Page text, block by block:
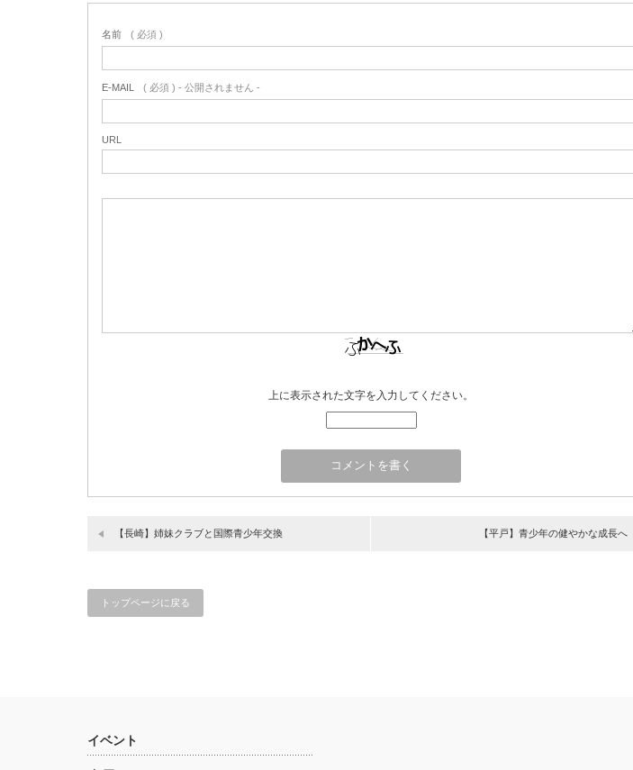
名前 ( 必須 )
E-MAIL ( 必須 ) - 公開されません -
URL
上に表示された文字を入力してください。
【長崎】姉妹クラブと国際青少年交換 【平戸】青少年の健やかな成長へ
トップページに戻る
イベント